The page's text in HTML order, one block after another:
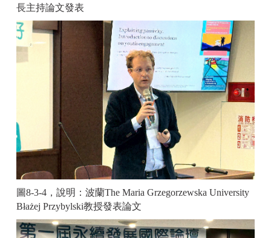
長主持論文發表
圖8-3-4，說明： 波蘭The Maria Grzegorzewska University
Błażej Przybylski教授發表論文